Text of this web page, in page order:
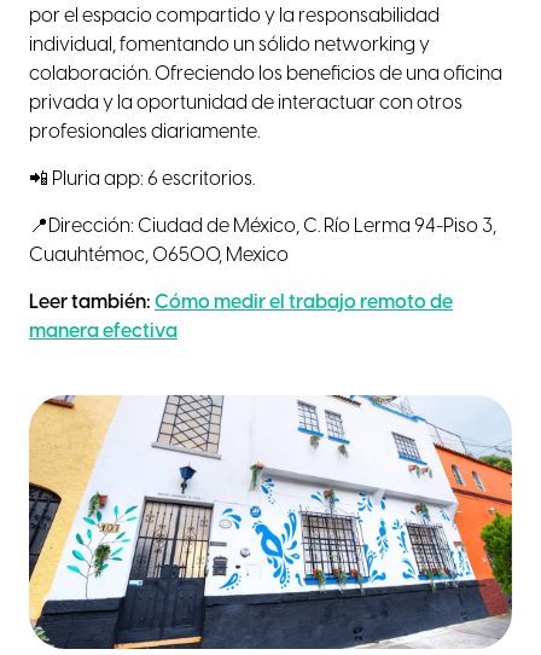
por el espacio compartido y la responsabilidad
individual, fomentando un sólido networking y
colaboración. Ofreciendo los beneficios de una oficina
privada y la oportunidad de interactuar con otros
profesionales diariamente.
📲 Pluria app: 6 escritorios.
📍Dirección: Ciudad de México, C. Río Lerma 94-Piso 3,
Cuauhtémoc, 06500, Mexico
Leer también: Cómo medir el trabajo remoto de
manera efectiva